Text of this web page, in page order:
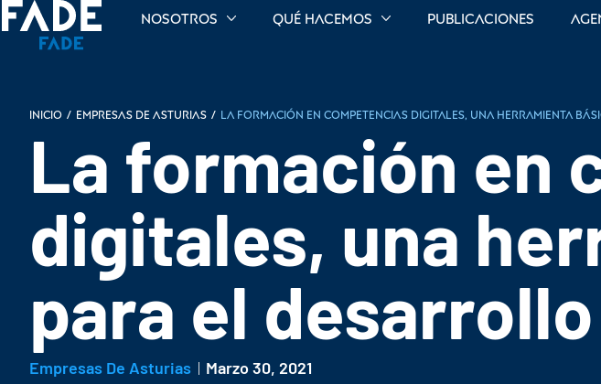
Nosotros Qué hacemos Publicaciones
INICIO / Empresas de Asturias / La formación en competencias digitales, una herramienta
La formación en
digitales, una
para el
Empresas De Asturias Marzo 30, 2021